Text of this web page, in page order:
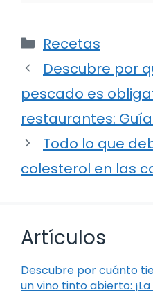
Categorías
Recetas
Descubre por
pescado es
restaurantes:
Todo lo que
colesterol en las
Artículos
Descubre por cuánto
un vino tinto abierto: